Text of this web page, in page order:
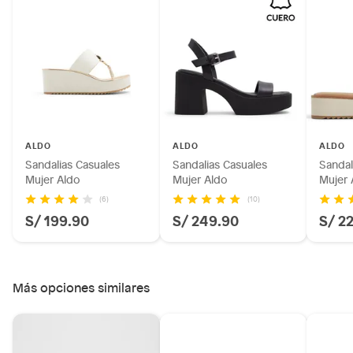
Productos que hayan sido previamente instalados.
Baterías de auto.
Motocicletas y bicicletas motorizadas.
ALDO
Sandalias Casuales
Mujer Aldo
(6)
S/ 199.90
ALDO
Sandalias Casuales
Mujer Aldo
(10)
S/ 249.90
ALDO
Mujer
S/
Más opciones similares